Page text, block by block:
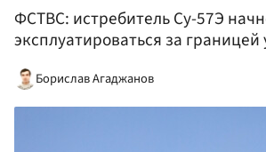
ФСТВС: истребитель Су-57Э
эксплуатироваться за границей
Борислав Агаджанов